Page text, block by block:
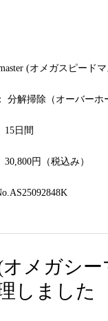
(オメガスピー
分解掃除（オーバーホ
日間
円（税込み）
(オメガシ
しました